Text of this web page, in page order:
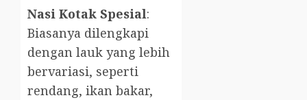
Nasi Kotak Spesial:
Biasanya dilengkapi
dengan lauk yang lebih
bervariasi, seperti
rendang, ikan bakar,